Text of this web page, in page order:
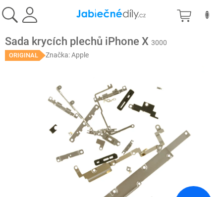
na
obsah
Sada krycích plechů iPhone X 3000
ORIGINAL Značka:Apple